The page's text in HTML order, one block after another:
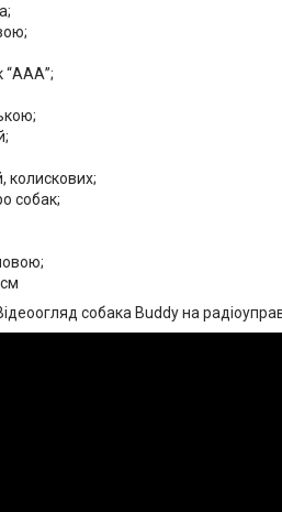
“ААА”;
колискових;
собак;
собака Buddy на